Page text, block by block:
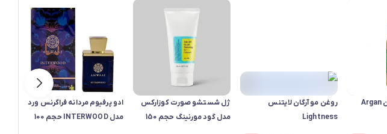
روغن مو پنتن آرگان Argan
روغن مو آرگان لایتنس
Lightness
ژل شستشو صورت کوزارکس
مدل گود مورنینگ حجم 150
ادو پرفیوم مردانه فراگرنس ورد
مدل INTERWOOD حجم 100